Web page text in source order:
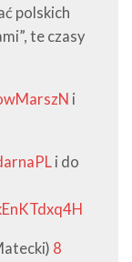
polskich
te czasy
i
i do
8